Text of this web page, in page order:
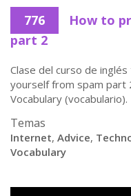
776
How to
part 2
Clase del curso de
yourself from spam part
Vocabulary (vocabulario).
Temas
Internet, Advice,
Vocabulary